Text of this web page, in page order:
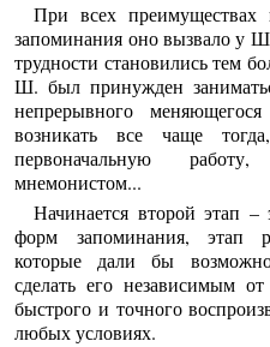
При всех преимуществах
запоминания оно вызвало у
трудности становились тем
Ш. был принужден
непрерывного
возникать все чаще
первоначальную
мнемонистом...
Начинается второй этап
форм запоминания, этап
которые дали бы
сделать его независимым
быстрого и точного
любых условиях.